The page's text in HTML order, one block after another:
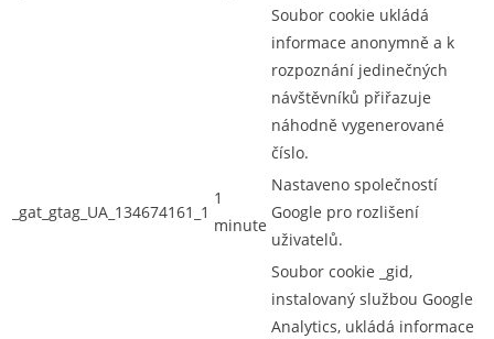
Soubor cookie ukládá
informace anonymně a k
rozpoznání jedinečných
návštěvníků přiřazuje
náhodně vygenerované
číslo.
_gat_gtag_UA_134674161_1
1
minute
Nastaveno společností
Google pro rozlišení
uživatelů.
Soubor cookie _gid,
instalovaný službou Google
Analytics, ukládá informace